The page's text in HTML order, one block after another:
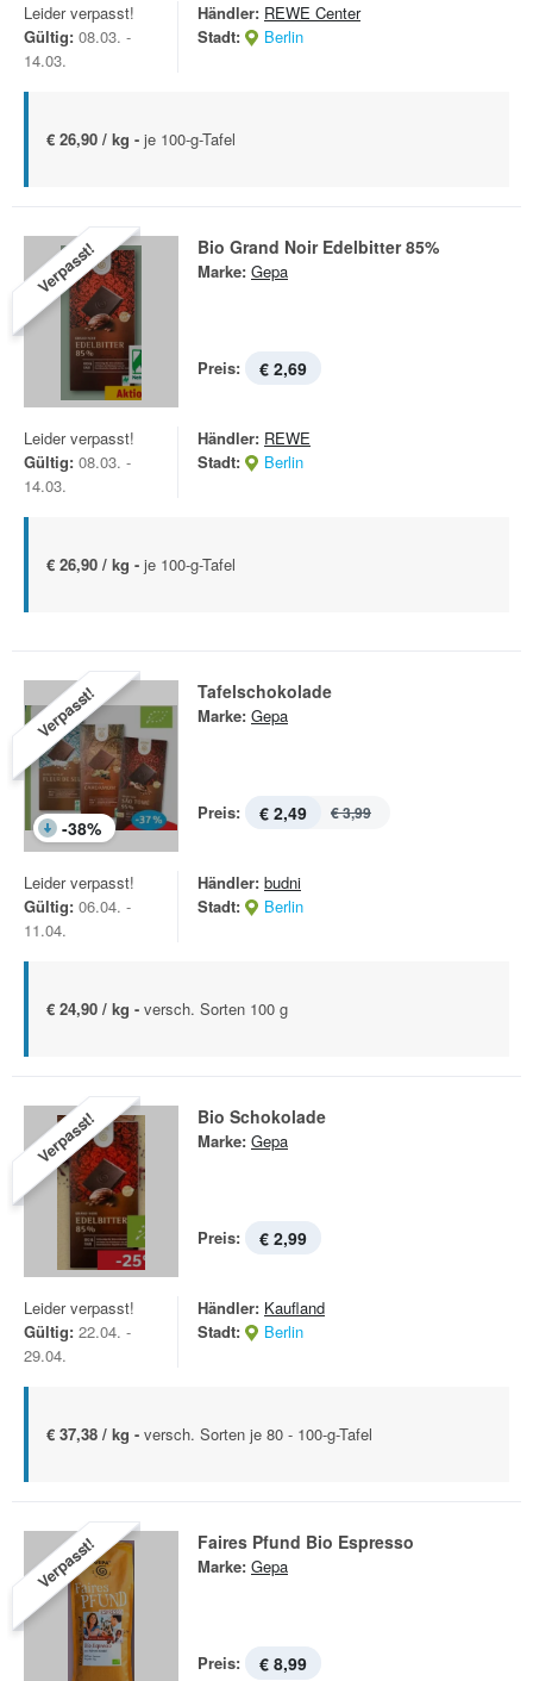
Leider verpasst!
Gültig: 08.03. -
14.03.
Händler: REWE Center
Stadt:
Berlin
€ 26,90 / kg - je 100-g-Tafel
Verpasst! Bio Grand Noir Edelbitter 85%
Marke: Gepa
Preis: € 2,69
Leider verpasst!
Gültig: 08.03. -
14.03.
Händler: REWE
Stadt:
Berlin
€ 26,90 / kg - je 100-g-Tafel
Verpasst!
-38%
Tafelschokolade
Marke: Gepa
Preis: € 2,49 € 3,99
Leider verpasst!
Gültig: 06.04. -
11.04.
Händler: budni
Stadt:
Berlin
€ 24,90 / kg - versch. Sorten 100 g
Verpasst! Bio Schokolade
Marke: Gepa
Preis: € 2,99
Leider verpasst!
Gültig: 22.04. -
29.04.
Händler: Kaufland
Stadt:
Berlin
€ 37,38 / kg - versch. Sorten je 80 - 100-g-Tafel
Verpasst! Faires Pfund Bio Espresso
Marke: Gepa
Preis: € 8,99